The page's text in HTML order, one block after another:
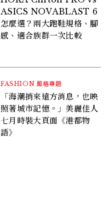
ASICS NOVABLAST 6
怎麼選？兩大跑鞋規格、腳
感、適合族群一次比較
FASHION 風格專題
「海潮捎來遠方消息，也映
照著城市記憶。」美麗佳人
七月時裝大頁面《港都物
語》